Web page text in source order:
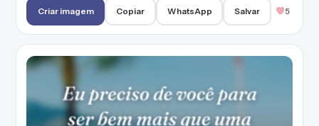
Criar imagem Copiar WhatsApp Salvar 5